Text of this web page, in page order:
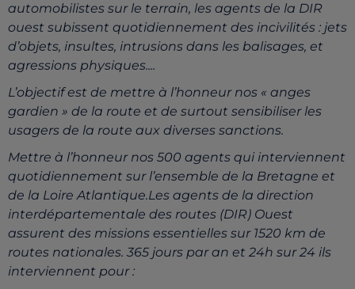
automobilistes sur le terrain, les agents de la DIR
ouest subissent quotidiennement des incivilités : jets
d’objets, insultes, intrusions dans les balisages, et
agressions physiques....
L’objectif est de mettre à l’honneur nos « anges
gardien » de la route et de surtout sensibiliser les
usagers de la route aux diverses sanctions.
Mettre à l’honneur nos 500 agents qui interviennent
quotidiennement sur l’ensemble de la Bretagne et
de la Loire Atlantique.Les agents de la direction
interdépartementale des routes (DIR) Ouest
assurent des missions essentielles sur 1520 km de
routes nationales. 365 jours par an et 24h sur 24 ils
interviennent pour :